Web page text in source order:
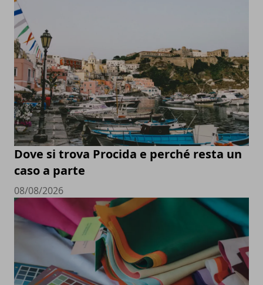
Dove si trova Procida e perché resta un
caso a parte
08/08/2026